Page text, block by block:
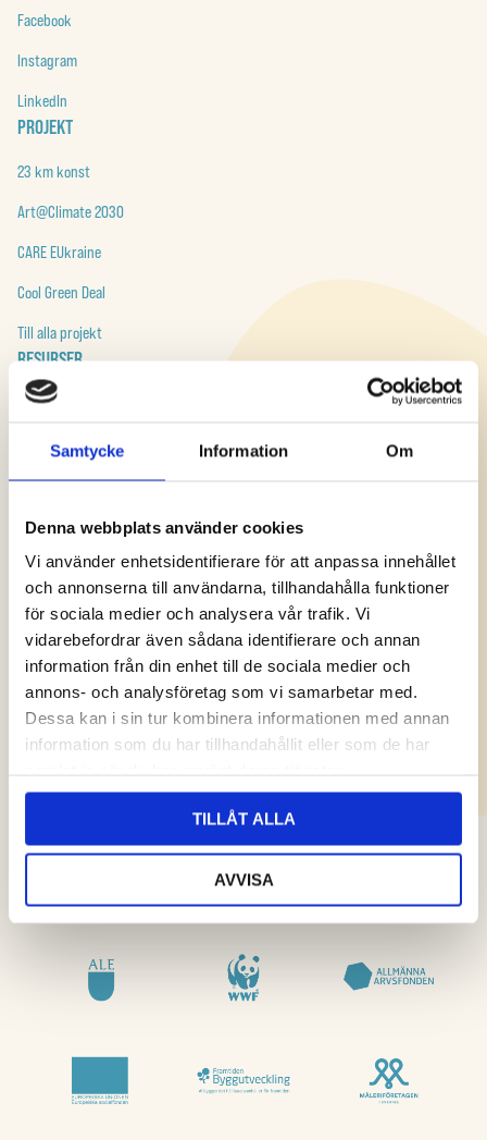
Samtycke Information Om
Denna webbplats använder cookies
Vi använder enhetsidentifierare för att anpassa innehållet
och annonserna till användarna, tillhandahålla funktioner
för sociala medier och analysera vår trafik. Vi
vidarebefordrar även sådana identifierare och annan
information från din enhet till de sociala medier och
annons- och analysföretag som vi samarbetar med.
Dessa kan i sin tur kombinera informationen med annan
information som du har tillhandahållit eller som de har
TILLÅT ALLA
AVVISA
Facebook
Instagram
LinkedIn
PROJEKT
23 km konst
Art@Climate 2030
CARE EUkraine
Cool Green Deal
Till alla projekt
RESURSER
Build Forward
art@climate 2030